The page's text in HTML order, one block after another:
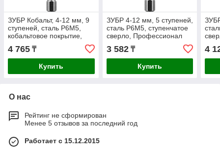
ЗУБР Кобальт, 4-12 мм, 9
ступеней, сталь Р6М5,
кобальтовое покрытие,
ступенчатое...
4 765 ₸
Купить
ЗУБР 4-12 мм, 5 ступеней,
сталь Р6М5, ступенчатое
сверло, Профессионал
(29670-4-12-5)
3 582₸
Купить
4
О нас
Рейтинг не сформирован
Менее 5 отзывов за последний год
Работает с 15.12.2015